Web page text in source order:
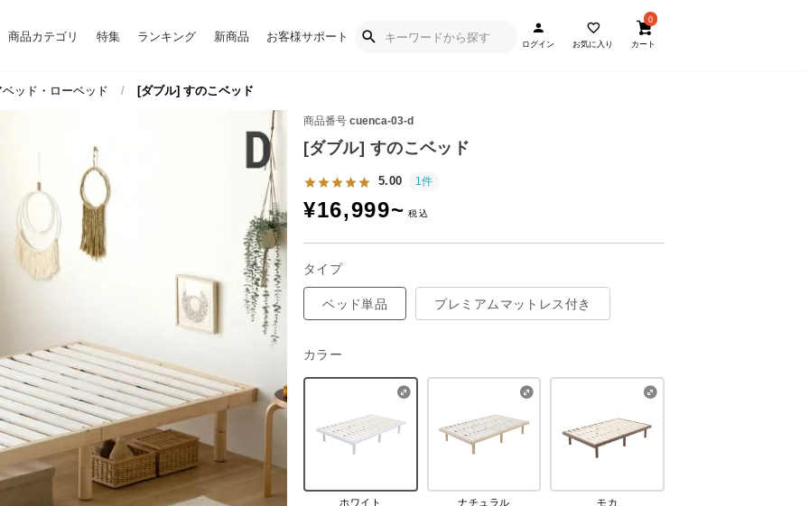
商品カテゴリ 特集 ランキング 新商品 お客様サポート
ログイン お気に入り
0
カート
ッド・ローベッド [ダブル] すのこベッド
商品番号 cuenca-03-d
[ダブル] すのこベッド
5.00 1件
¥16,999~
タイプ
ベッド単品 プレミアムマットレス付き
カラー
ホワイト ナチュラル モカ